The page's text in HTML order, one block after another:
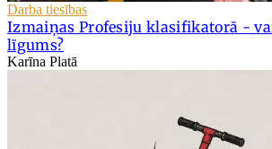
Darba tiesības
Izmaiņas Profesiju klasifikatorā -
līgums?
Karīna Platā